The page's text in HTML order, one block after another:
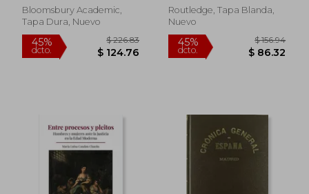
45% $ 458.25 45% $
Bloomsbury Academic,
Tapa Dura, Nuevo
Routledge, Tapa Blanda,
Nuevo